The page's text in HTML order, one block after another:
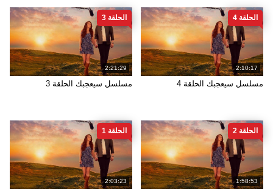
2:10:17
الحلقة 4
مسلسل سيعجبك الحلقة 4
2:21:29
الحلقة 3
مسلسل سيعجبك الحلقة 3
1:58:53
الحلقة 2
2:03:23
الحلقة 1